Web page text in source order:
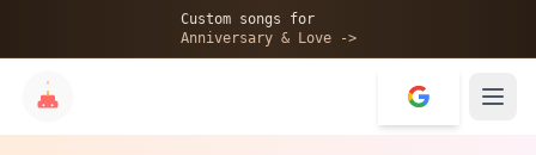
Custom songs for
Anniversary & Love ->